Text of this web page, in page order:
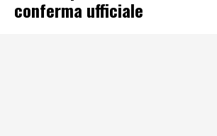
conferma ufficiale